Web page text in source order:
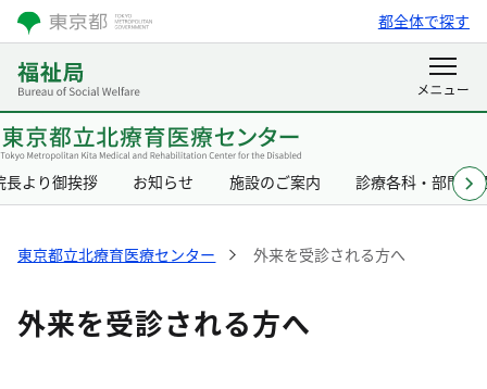
都全体で探す
長より御挨拶 お知らせ 施設のご案内 診療各科・部門の
東京都立北療育医療センター 外来を受診される方へ
外来を受診される方へ